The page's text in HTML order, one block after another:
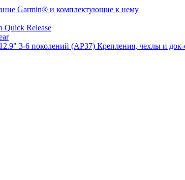
Garmin® и комплектующие к нему
Release
Крепления, чехлы и